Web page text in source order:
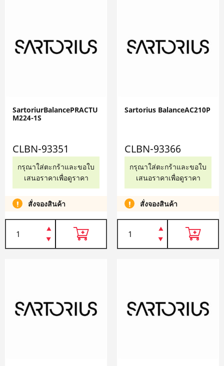
SartoriurBalancePRACTU
M224-1S
CLBN-93351
กรุณาใส่ตะกร้าและขอใบ
เสนอราคาเพื่อดูราคา
สั่งจองสินค้า
Sartorius BalanceAC210P
CLBN-93366
กรุณาใส่ตะกร้าและขอใบ
เสนอราคาเพื่อดูราคา
สั่งจองสินค้า